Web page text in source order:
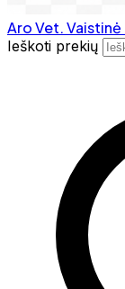
Aro Vet. Vaistinė
Ieškoti prekių